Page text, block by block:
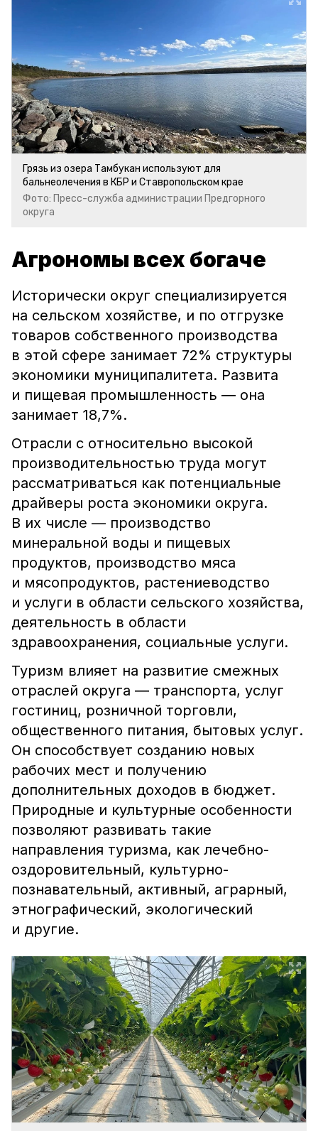
Грязь из озера Тамбукан используют для
бальнеолечения в КБР и Ставропольском крае
Фото: Пресс-служба администрации Предгорного
округа
Агрономы всех богаче
Исторически округ специализируется
на сельском хозяйстве, и по отгрузке
товаров собственного производства
в этой сфере занимает 72% структуры
экономики муниципалитета. Развита
и пищевая промышленность ― она
занимает 18,7%.
Отрасли с относительно высокой
производительностью труда могут
рассматриваться как потенциальные
драйверы роста экономики округа.
В их числе — производство
минеральной воды и пищевых
продуктов, производство мяса
и мясопродуктов, растениеводство
и услуги в области сельского хозяйства,
деятельность в области
здравоохранения, социальные услуги.
Туризм влияет на развитие смежных
отраслей округа ― транспорта, услуг
гостиниц, розничной торговли,
общественного питания, бытовых услуг.
Он способствует созданию новых
рабочих мест и получению
дополнительных доходов в бюджет.
Природные и культурные особенности
позволяют развивать такие
направления туризма, как лечебно-
оздоровительный, культурно-
познавательный, активный, аграрный,
этнографический, экологический
и другие.